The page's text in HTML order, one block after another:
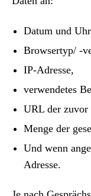
Datum und
Browsertyp/ -
IP-Adresse,
verwendetes
URL der zuvor
Menge der
Und wenn
Adresse.